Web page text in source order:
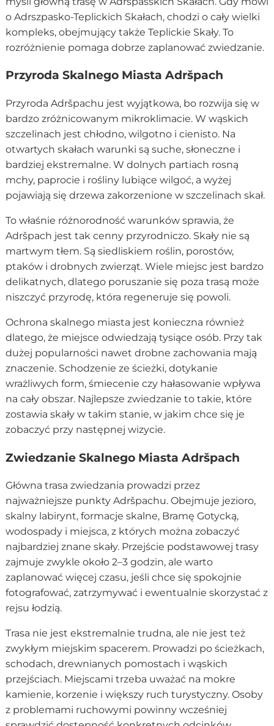
o Adrszpasko-Teplickich Skałach, chodzi o cały wielki
kompleks, obejmujący także Teplickie Skały. To
rozróżnienie pomaga dobrze zaplanować zwiedzanie.
Przyroda Skalnego Miasta Adršpach
Przyroda Adršpachu jest wyjątkowa, bo rozwija się w
bardzo zróżnicowanym mikroklimacie. W wąskich
szczelinach jest chłodno, wilgotno i cienisto. Na
otwartych skałach warunki są suche, słoneczne i
bardziej ekstremalne. W dolnych partiach rosną
mchy, paprocie i rośliny lubiące wilgoć, a wyżej
pojawiają się drzewa zakorzenione w szczelinach skał.
To właśnie różnorodność warunków sprawia, że
Adršpach jest tak cenny przyrodniczo. Skały nie są
martwym tłem. Są siedliskiem roślin, porostów,
ptaków i drobnych zwierząt. Wiele miejsc jest bardzo
delikatnych, dlatego poruszanie się poza trasą może
niszczyć przyrodę, która regeneruje się powoli.
Ochrona skalnego miasta jest konieczna również
dlatego, że miejsce odwiedzają tysiące osób. Przy tak
dużej popularności nawet drobne zachowania mają
znaczenie. Schodzenie ze ścieżki, dotykanie
wrażliwych form, śmiecenie czy hałasowanie wpływa
na cały obszar. Najlepsze zwiedzanie to takie, które
zostawia skały w takim stanie, w jakim chce się je
zobaczyć przy następnej wizycie.
Zwiedzanie Skalnego Miasta Adršpach
Główna trasa zwiedzania prowadzi przez
najważniejsze punkty Adršpachu. Obejmuje jezioro,
skalny labirynt, formacje skalne, Bramę Gotycką,
wodospady i miejsca, z których można zobaczyć
najbardziej znane skały. Przejście podstawowej trasy
zajmuje zwykle około 2–3 godzin, ale warto
zaplanować więcej czasu, jeśli chce się spokojnie
fotografować, zatrzymywać i ewentualnie skorzystać z
rejsu łodzią.
Trasa nie jest ekstremalnie trudna, ale nie jest też
zwykłym miejskim spacerem. Prowadzi po ścieżkach,
schodach, drewnianych pomostach i wąskich
przejściach. Miejscami trzeba uważać na mokre
kamienie, korzenie i większy ruch turystyczny. Osoby
z problemami ruchowymi powinny wcześniej